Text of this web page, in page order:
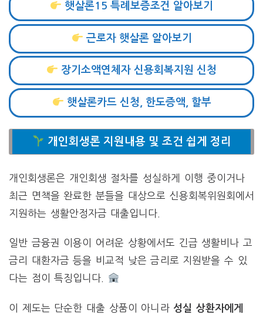
햇살론15 특례보증조건 알아보기
근로자 햇살론 알아보기
장기소액연체자 신용회복지원 신청
햇살론카드 신청, 한도증액, 할부
개인회생론 지원내용 및 조건 쉽게 정리
개인회생론은 개인회생 절차를 성실하게 이행 중이거나
최근 면책을 완료한 분들을 대상으로 신용회복위원회에서
지원하는 생활안정자금 대출입니다.
일반 금융권 이용이 어려운 상황에서도 긴급 생활비나 고
금리 대환자금 등을 비교적 낮은 금리로 지원받을 수 있
다는 점이 특징입니다.
이 제도는 단순한 대출 상품이 아니라 성실 상환자에게